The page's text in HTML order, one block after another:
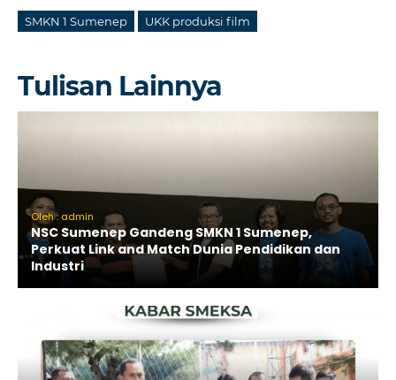
SMKN 1 Sumenep UKK produksi film
Tulisan Lainnya
Oleh : admin
NSC Sumenep Gandeng SMKN 1 Sumenep,
Perkuat Link and Match Dunia Pendidikan dan
Industri